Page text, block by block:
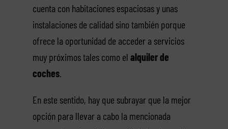
cuenta con habitaciones espaciosas y unas
instalaciones de calidad sino también porque
ofrece la oportunidad de acceder a servicios
muy próximos tales como el alquiler de
coches.
En este sentido, hay que subrayar que la mejor
opción para llevar a cabo la mencionada